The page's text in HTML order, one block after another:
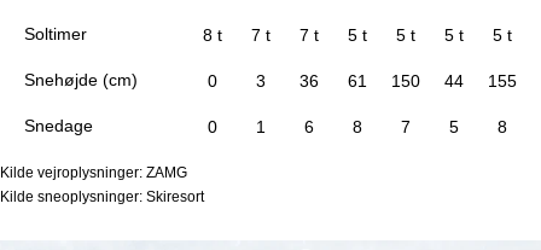
Soltimer
Snehøjde (cm)
Snedage
8 t 7 t 7 t 5 t 5 t 5 t 5 t
0 3 36 61 150 44 155
0 1 6 8 7 5 8
Kilde vejroplysninger: ZAMG
Kilde sneoplysninger: Skiresort